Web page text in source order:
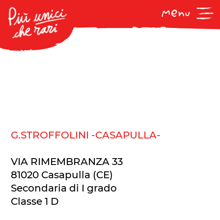
G.STROFFOLINI -CASAPULLA-
VIA RIMEMBRANZA 33
81020 Casapulla (CE)
Secondaria di I grado
Classe 1 D